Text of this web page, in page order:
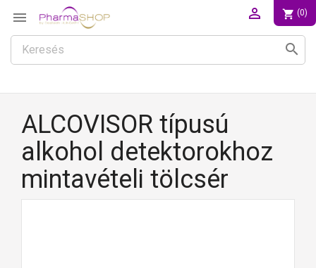
 shopping_cart (0)

search
ALCOVISOR típusú
alkohol detektorokhoz
mintavételi tölcsér